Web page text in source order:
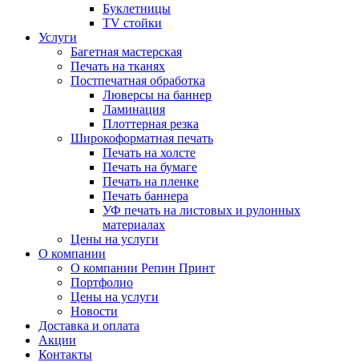
Буклетницы
TV стойки
Услуги
Багетная мастерская
Печать на тканях
Постпечатная обработка
Люверсы на баннер
Ламинация
Плоттерная резка
Широкоформатная печать
Печать на холсте
Печать на бумаге
Печать на пленке
Печать баннера
УФ печать на листовых и рулонных
материалах
Цены на услуги
О компании
О компании Репин Принт
Портфолио
Цены на услуги
Новости
Доставка и оплата
Акции
Контакты